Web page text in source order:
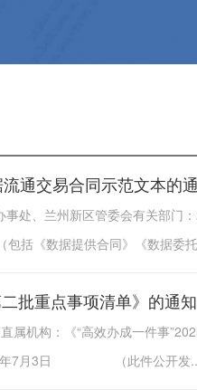
通交易合同示范文本的
处、兰州新区管委会有关部门
括《数据提供合同》《数据委
批重点事项清单》的通知
机构：《“高效办成一件事
年7月3日 （此件公开发